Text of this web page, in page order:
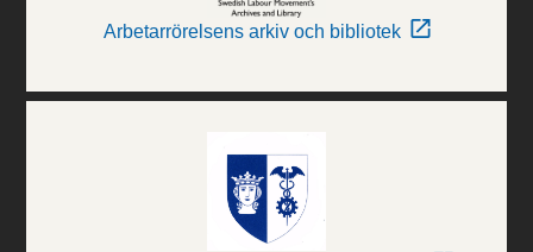
Arbetarrörelsens arkiv och bibliotek